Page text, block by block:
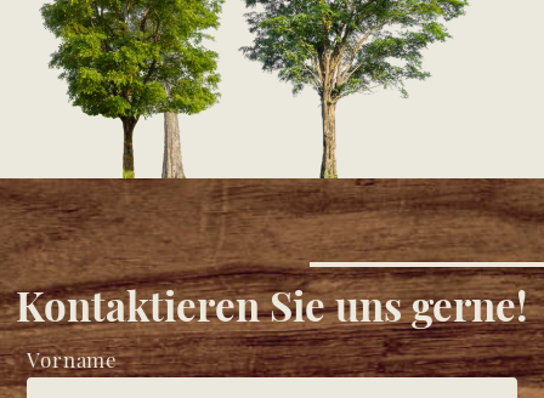
Kontaktieren Sie uns gerne!
Vorname